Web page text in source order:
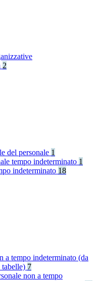
2
del personale 1
tempo indeterminato 1
indeterminato 18
a tempo indeterminato (da
7
non a tempo